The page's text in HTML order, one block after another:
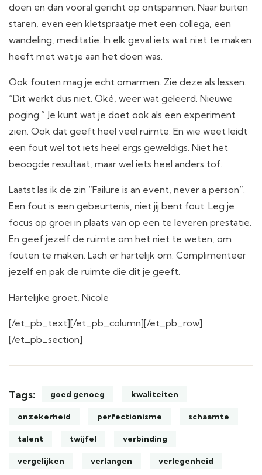
doen en dan vooral gericht op ontspannen. Naar buiten
staren, even een kletspraatje met een collega, een
wandeling, meditatie. In elk geval iets wat niet te maken
heeft met wat je aan het doen was.
Ook fouten mag je echt omarmen. Zie deze als lessen.
“Dit werkt dus niet. Oké, weer wat geleerd. Nieuwe
poging.” Je kunt wat je doet ook als een experiment
zien. Ook dat geeft heel veel ruimte. En wie weet leidt
een fout wel tot iets heel ergs geweldigs. Niet het
beoogde resultaat, maar wel iets heel anders tof.
Laatst las ik de zin “Failure is an event, never a person”.
Een fout is een gebeurtenis, niet jij bent fout. Leg je
focus op groei in plaats van op een te leveren prestatie.
En geef jezelf de ruimte om het niet te weten, om
fouten te maken. Lach er hartelijk om. Complimenteer
jezelf en pak de ruimte die dit je geeft.
Hartelijke groet, Nicole
[/et_pb_text][/et_pb_column][/et_pb_row]
[/et_pb_section]
Tags: goed genoeg kwaliteiten
onzekerheid perfectionisme schaamte
talent twijfel verbinding
vergelijken verlangen verlegenheid